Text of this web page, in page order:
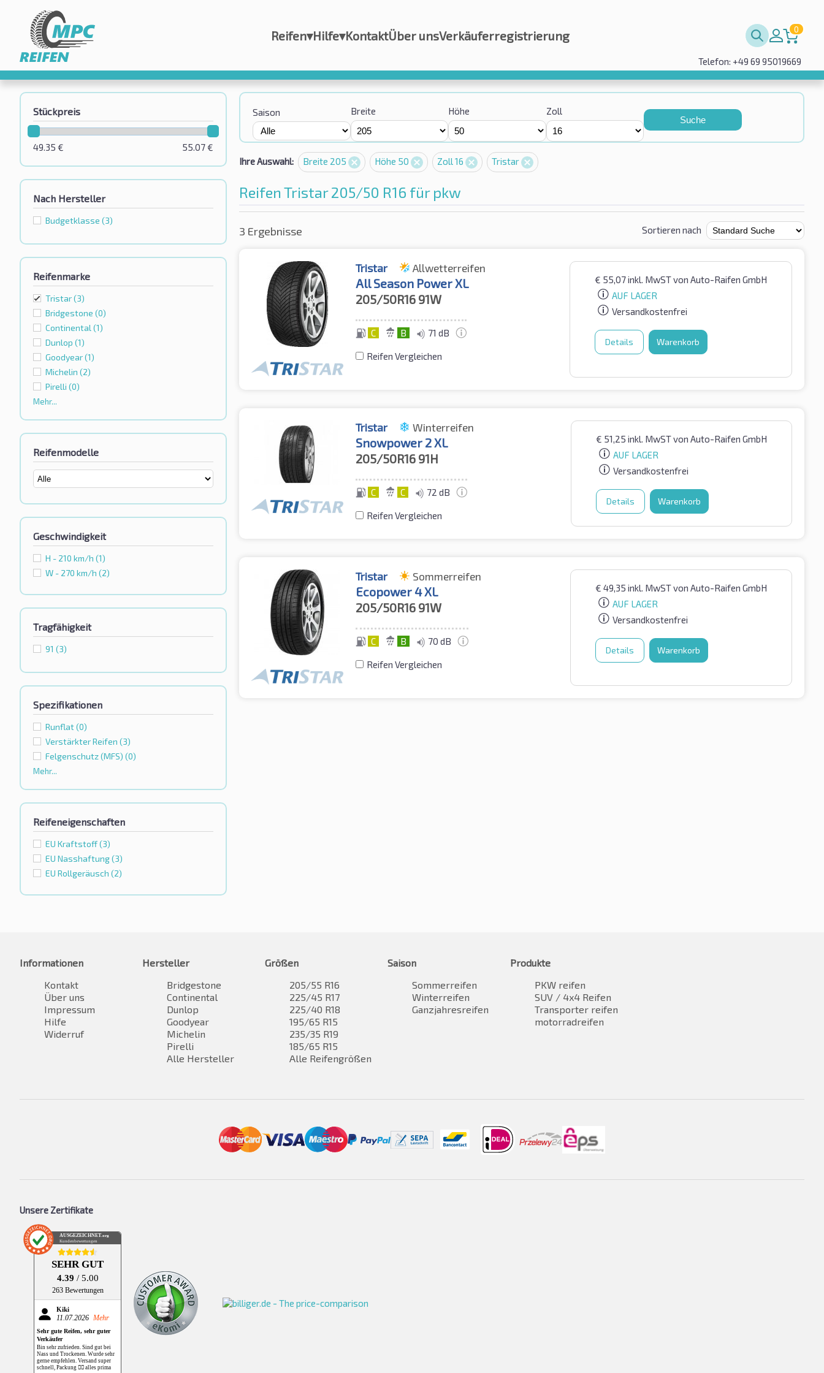
Reifen▾Hilfe▾KontaktÜber unsVerkäuferregistrierung 0
Telefon: +49 69 95019669
Stückpreis
55.07€
49.35 €
Nach Hersteller
Budgetklassе (3)
Reifenmarke
Tristar(3)
Bridgestone (0)
Continental (1)
Dunlop (1)
Goodyear(1)
Michelin (2)
Pirelli (0)
Mehr...
Reifenmodelle
Geschwindigkeit
H - 210 km/h (1)
W - 270 km/h (2)
Tragfähigkeit
91 (3)
Spezifikationen
Runflat(0)
Verstärkter Reifen (3)
Felgenschutz (MFS) (0)
Mehr...
Reifeneigenschaften
EU Kraftstoff(3)
EU Nasshaftung(3)
EU Rollgeräusch (2)
Saison Breite Höhe Zoll
Suche
Ihre Auswahl: Breite 205 Höhe 50 Zoll 16 Tristar
Reifen Tristar 205/50 R16 für pkw
3 Ergebnisse Sortieren nach
Tristar Allwetterreifen
All Season Power XL
205/50R16 91W
C B 71 dB
Reifen Vergleichen
€ 55,07inkl. MwSTvon Auto-Raifen GmbH
AUF LAGER
Versandkostenfrei
Details Warenkorb
Tristar Winterreifen
Snowpower 2 XL
205/50R16 91H
C C 72 dB
Reifen Vergleichen
€ 51,25 inkl. MwSTvon Auto-Raifen GmbH
AUF LAGER
Versandkostenfrei
Details Warenkorb
Tristar Sommerreifen
Ecopower 4 XL
205/50R16 91W
C B 70 dB
Reifen Vergleichen
€ 49,35 inkl. MwSTvon Auto-Raifen GmbH
AUF LAGER
Versandkostenfrei
Details Warenkorb
Informationen
Kontakt
Über uns
Impressum
Hilfe
Widerruf
Hersteller
Bridgestone
Continental
Dunlop
Goodyear
Michelin
Pirelli
Alle Hersteller
Größen
205/55 R16
225/45 R17
225/40 R18
195/65 R15
235/35 R19
185/65 R15
Alle Reifengrößen
Saison
Sommerreifen
Winterreifen
Ganzjahresreifen
Produkte
PKW reifen
SUV / 4x4 Reifen
Transporter reifen
motorradreifen
Unsere Zertifikate
AUSGEZEICHNET .org
Kundenbewertungen
SEHR GUT
4.39 / 5.00
263 Bewertungen
Kiki
11.07.2026 Mehr
Sehr gute Reifen, sehr guter
Verkäufer
Bin sehr zufrieden. Sind gut bei
Nass und Trockenen. Wurde sehr
gerne empfehlen. Versand super
schnell, Packung 👌🏻 alles prima